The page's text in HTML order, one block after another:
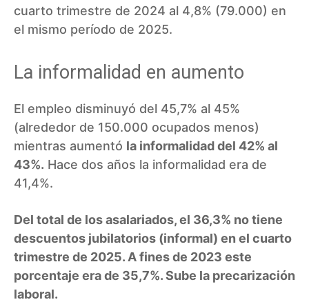
cuarto trimestre de 2024 al 4,8% (79.000) en
el mismo período de 2025.
La informalidad en aumento
El empleo disminuyó del 45,7% al 45%
(alrededor de 150.000 ocupados menos)
mientras aumentó la informalidad del 42% al
43%. Hace dos años la informalidad era de
41,4%.
Del total de los asalariados, el 36,3% no tiene
descuentos jubilatorios (informal) en el cuarto
trimestre de 2025. A fines de 2023 este
porcentaje era de 35,7%. Sube la precarización
laboral.